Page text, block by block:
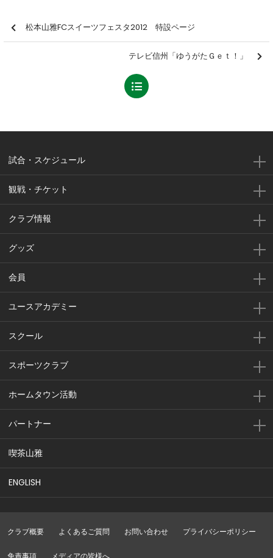
松本山雅FCスイーツフェスタ2012 特設ページ
テレビ信州「ゆうがたＧｅｔ！」
試合・スケジュール
観戦・チケット
クラブ情報
グッズ
会員
ユースアカデミー
スクール
スポーツクラブ
ホームタウン活動
パートナー
喫茶山雅
ENGLISH
クラブ概要 よくあるご質問 お問い合わせ プライバシーポリシー
免責事項 メディアの皆様へ